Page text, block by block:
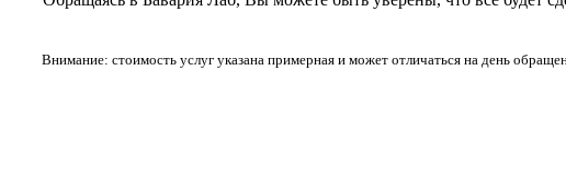
Внимание: стоимость услуг указана примерная и может отличаться на день